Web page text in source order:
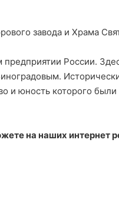
завода и Храма
России.
и юность которого
на наших интернет